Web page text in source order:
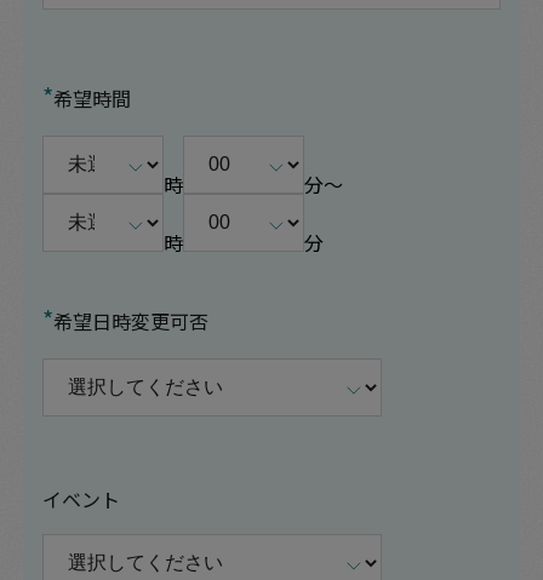
*希望時間
時
分〜
時
分
*希望日時変更可否
イベント